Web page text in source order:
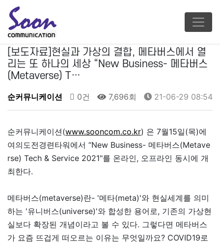
[보도자료]현실과 가상의 결합, 메타버스에서 열
리는 또 하나의 세상 “New Business- 메타버스
(Metaverse) T…
순커뮤니케이션 0건 7,696회 21-06-29 08:54
순커뮤니케이션(www.sooncom.co.kr) 은 7월15일(목)에
여의도전경련타워에서 “New Business- 메타버스(Metave
rse) Tech & Service 2021"를 온라인, 오프라인 동시에 개
최한다.
메타버스(metaverse)란- '메타(meta)'와 현실세계를 의미
하는 '유니버스(universe)'와 합성한 용어로, 기존의 가상현
실보다 확장된 개념이라고 볼 수 있다. 그렇다면 메타버스
가 요즘 뜨겁게 떠오르는 이유는 무엇일까요? COVID19로